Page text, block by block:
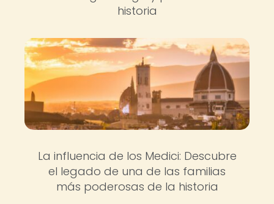
historia
La influencia de los Medici: Descubre
el legado de una de las familias
más poderosas de la historia